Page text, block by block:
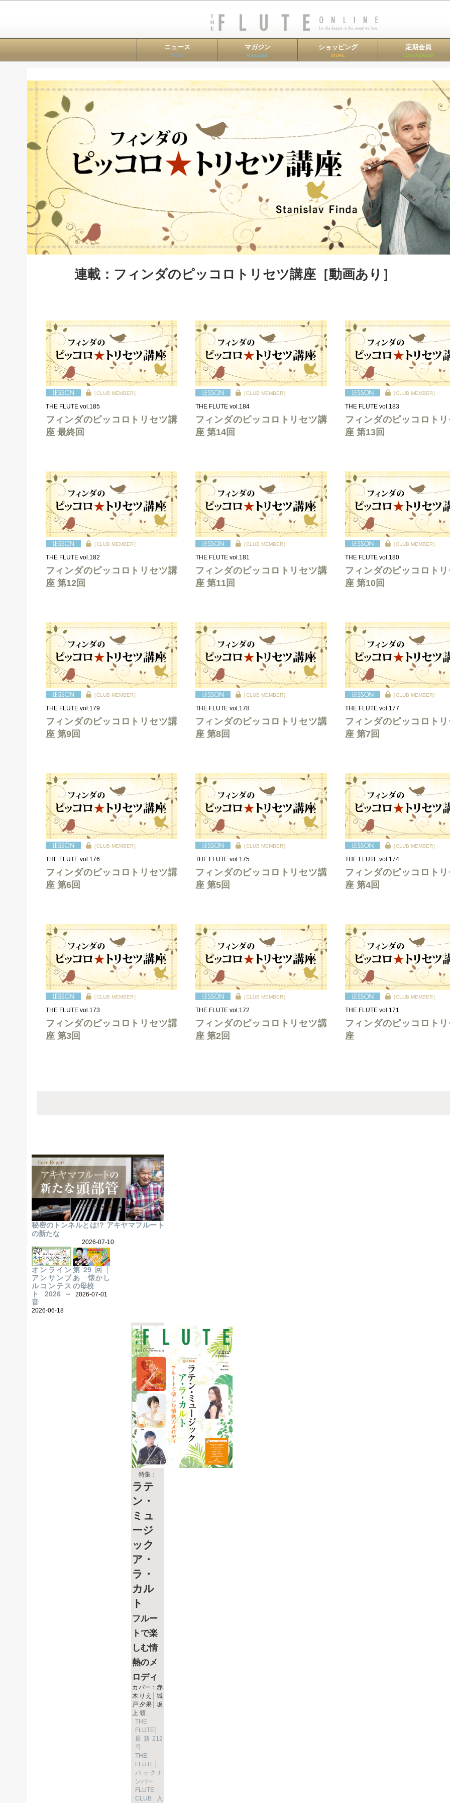
ニュース
NEWS
マガジン
MAGAZINE
ショッピング
STORE
定期会員
CLUB MEMBER
連載：フィンダのピッコロトリセツ講座［動画あり］
［CLUB MEMBER］
THE FLUTE vol.185
フィンダのピッコロトリセツ講
座 最終回
［CLUB MEMBER］
THE FLUTE vol.184
フィンダのピッコロトリセツ講
座 第14回
［CLUB MEMBER］
THE FLUTE vol.183
フィンダのピッコロト
座 第13回
［CLUB MEMBER］
THE FLUTE vol.182
フィンダのピッコロトリセツ講
座 第12回
［CLUB MEMBER］
THE FLUTE vol.181
フィンダのピッコロトリセツ講
座 第11回
［CLUB MEMBER］
THE FLUTE vol.180
フィンダのピッコロト
座 第10回
［CLUB MEMBER］
THE FLUTE vol.179
フィンダのピッコロトリセツ講
座 第9回
［CLUB MEMBER］
THE FLUTE vol.178
フィンダのピッコロトリセツ講
座 第8回
［CLUB MEMBER］
THE FLUTE vol.177
フィンダのピッコロト
座 第7回
［CLUB MEMBER］
THE FLUTE vol.176
フィンダのピッコロトリセツ講
座 第6回
［CLUB MEMBER］
THE FLUTE vol.175
フィンダのピッコロトリセツ講
座 第5回
［CLUB MEMBER］
THE FLUTE vol.174
フィンダのピッコロト
座 第4回
［CLUB MEMBER］
THE FLUTE vol.173
フィンダのピッコロトリセツ講
座 第3回
［CLUB MEMBER］
THE FLUTE vol.172
フィンダのピッコロトリセツ講
座 第2回
［CLUB MEMBER］
THE FLUTE vol.171
フィンダのピッコロト
座
秘密のトンネルとは!? アキヤマフルート
の新たな
2026-07-10
オンライン
アンサンブ
ルコンテス
ト 2026 ～
音
2026-06-18
第29回│
あゝ懐かし
の母校
2026-07-01
特集：
ラテ
ン・
ミュ
ージ
ック
ア・
ラ・
カル
ト
フルー
トで楽
しむ情
熱のメ
ロディ
カバー：赤
木りえ│城
戸夕果│坂
上 領
THE
FLUTE│
最新212
号
THE
FLUTE│
バックナ
ンバー
FLUTE
CLUB入